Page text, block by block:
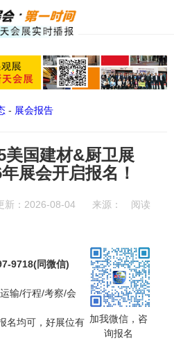
- 展会报告
美国建材&厨卫展
展会开启报名！
新：2026-08-04 来源：
阅读
9718(同微信)
输/行程/考察/会
名均可，好展位有 加我微信，咨
询报名